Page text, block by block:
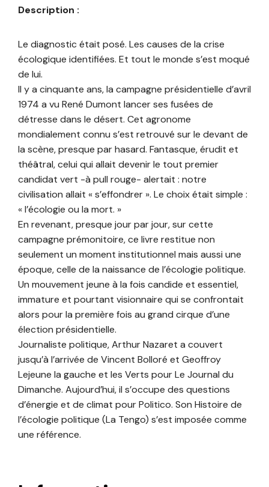
Description :
Le diagnostic était posé. Les causes de la crise
écologique identifiées. Et tout le monde s’est moqué
de lui.
Il y a cinquante ans, la campagne présidentielle d’avril
1974 a vu René Dumont lancer ses fusées de
détresse dans le désert. Cet agronome
mondialement connu s’est retrouvé sur le devant de
la scène, presque par hasard. Fantasque, érudit et
théâtral, celui qui allait devenir le tout premier
candidat vert -à pull rouge- alertait : notre
civilisation allait « s’effondrer ». Le choix était simple :
« l’écologie ou la mort. »
En revenant, presque jour par jour, sur cette
campagne prémonitoire, ce livre restitue non
seulement un moment institutionnel mais aussi une
époque, celle de la naissance de l’écologie politique.
Un mouvement jeune à la fois candide et essentiel,
immature et pourtant visionnaire qui se confrontait
alors pour la première fois au grand cirque d’une
élection présidentielle.
Journaliste politique, Arthur Nazaret a couvert
jusqu’à l’arrivée de Vincent Bolloré et Geoffroy
Lejeune la gauche et les Verts pour Le Journal du
Dimanche. Aujourd’hui, il s’occupe des questions
d’énergie et de climat pour Politico. Son Histoire de
l’écologie politique (La Tengo) s’est imposée comme
une référence.